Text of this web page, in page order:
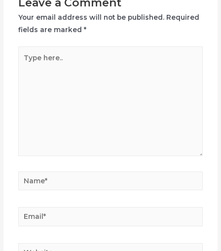
Your email address will not be published. Required
fields are marked *
here..
Name*
Email*
Website